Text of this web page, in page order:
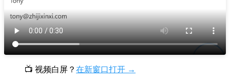
📺 视频白屏？ 在新窗口打开 →